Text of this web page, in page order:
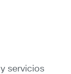
servicios